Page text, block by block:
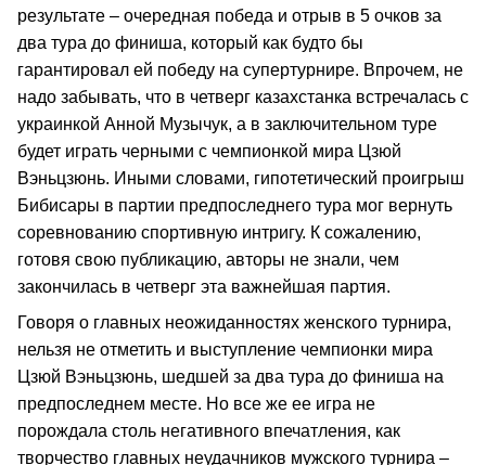
результате – очередная победа и отрыв в 5 очков за
два тура до финиша, который как будто бы
гарантировал ей победу на супертурнире. Впрочем, не
надо забывать, что в четверг казахстанка встречалась с
украинкой Анной Музычук, а в заключительном туре
будет играть черными с чемпионкой мира Цзюй
Вэньцзюнь. Иными словами, гипотетический проигрыш
Бибисары в партии предпоследнего тура мог вернуть
соревнованию спортивную интригу. К сожалению,
готовя свою публикацию, авторы не знали, чем
закончилась в четверг эта важнейшая партия.
Говоря о главных неожиданностях женского турнира,
нельзя не отметить и выступление чемпионки мира
Цзюй Вэньцзюнь, шедшей за два тура до финиша на
предпоследнем месте. Но все же ее игра не
порождала столь негативного впечатления, как
творчество главных неудачников мужского турнира –